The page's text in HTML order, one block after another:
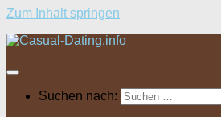
Zum Inhalt springen
Suchen nach: